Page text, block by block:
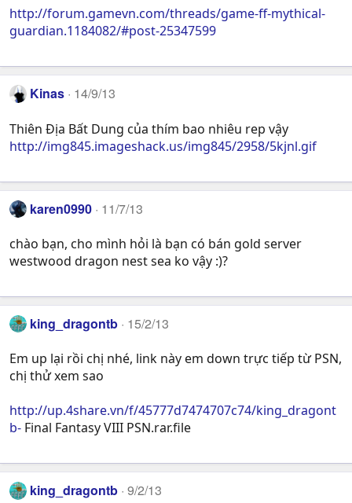
http://forum.gamevn.com/threads/game-ff-mythical-
guardian.1184082/#post-25347599
Kinas 14/9/13
Thiên Địa Bất Dung của thím bao nhiêu rep vậy
http://img845.imageshack.us/img845/2958/5kjnl.gif
karen0990 11/7/13
chào bạn, cho mình hỏi là bạn có bán gold server
westwood dragon nest sea ko vậy :)?
king_dragontb 15/2/13
Em up lại rồi chị nhé, link này em down trực tiếp từ PSN,
chị thử xem sao
http://up.4share.vn/f/45777d7474707c74/king_dragont
b- Final Fantasy VIII PSN.rar.file
king_dragontb 9/2/13